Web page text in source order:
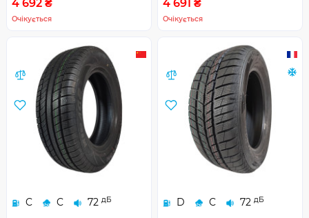
4 692 ₴
Очікується
4 691 ₴
Очікується
C C 72 дБ D C 72 дБ